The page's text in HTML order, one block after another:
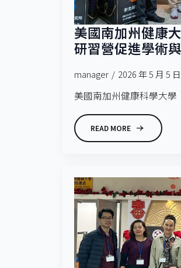
美國南加州健康
研習營促進學術
manager 2026 年 5 月 5 日
美國南加州健康科學大
READ MORE